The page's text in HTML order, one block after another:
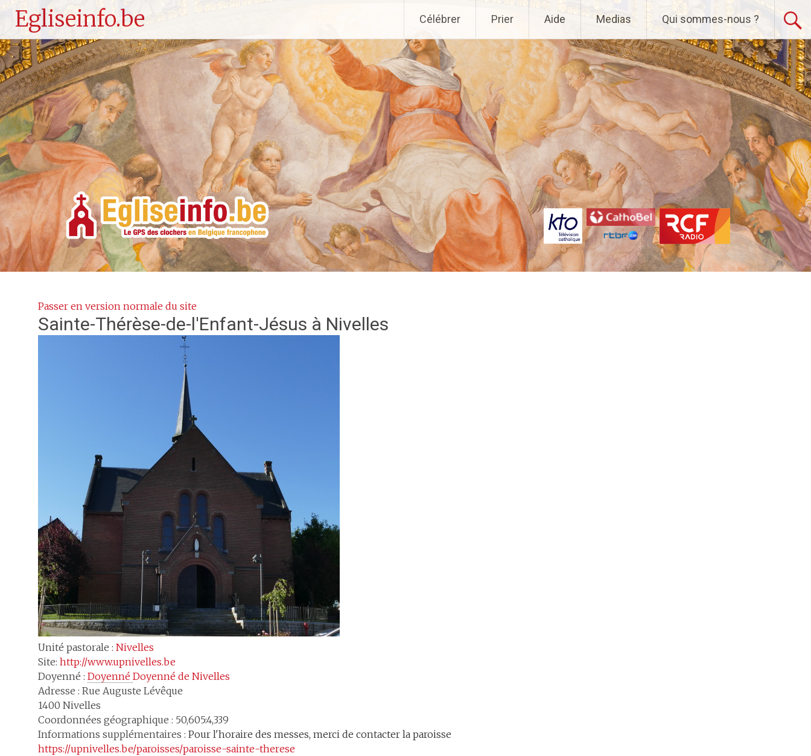
Egliseinfo.be
au
principal
Célébrer Prier Aide Medias Qui sommes-nous ?
Passer en version normale du site
Sainte-Thérèse-de-l'Enfant-Jésus à Nivelles
Unité pastorale : Nivelles
Site: http://www.upnivelles.be
Doyenné : Doyenné Doyenné de Nivelles
Adresse : Rue Auguste Lévêque
1400 Nivelles
Coordonnées géographique : 50,605:4,339
Informations supplémentaires : Pour l'horaire des messes, merci de contacter la paroisse
https://upnivelles.be/paroisses/paroisse-sainte-therese